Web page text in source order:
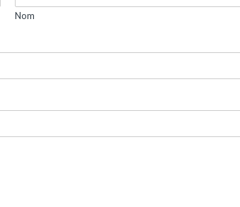
Nom